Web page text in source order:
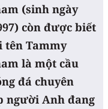
(sinh ngày
còn được biết
tên Tammy
là một cầu
đá chuyên
người Anh đang